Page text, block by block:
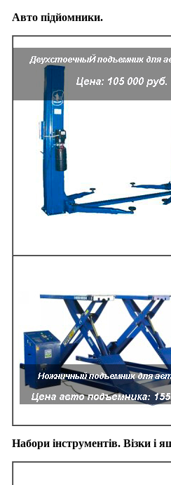
Авто підйомники.
Набори інструментів. Візки і